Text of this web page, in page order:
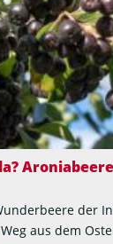
Aroniabeere
der
aus dem